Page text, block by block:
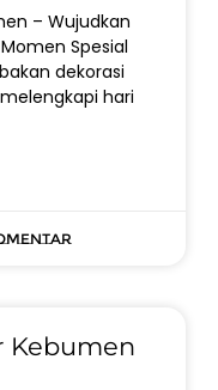
– Wujudkan
Spesial
dekorasi
hari
Kebumen